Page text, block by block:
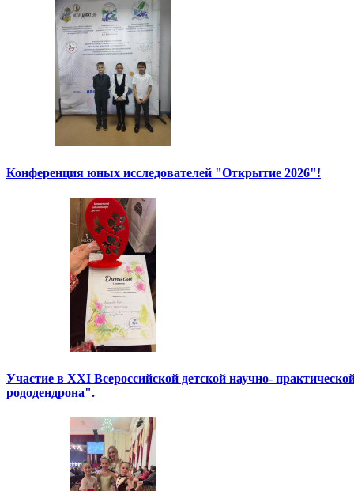
Конференция юных исследователей "Открытие 2026"!
Участие в XXI Всероссийской детской научно-
рододендрона".